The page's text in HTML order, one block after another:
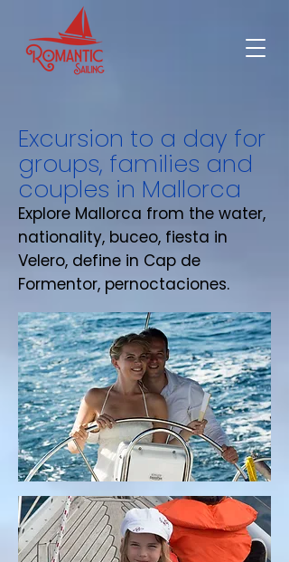
Excursion to a day for
groups, families and
couples in Mallorca
Explore Mallorca from the water,
nationality, buceo, fiesta in
Velero, define in Cap de
Formentor, pernoctaciones.